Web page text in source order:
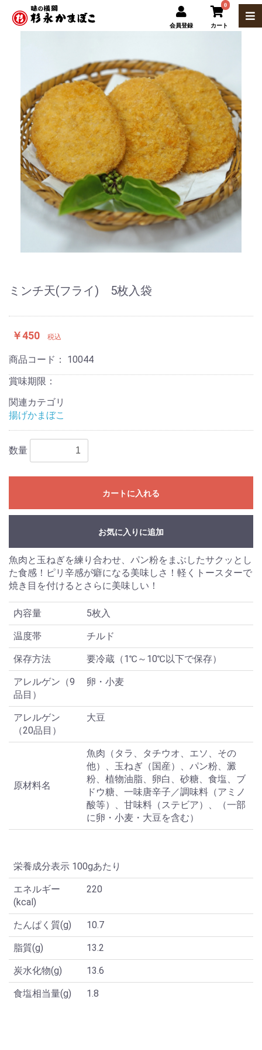
会員登録
0
カート
ミンチ天(フライ) 5枚入袋
￥450 税込
商品コード： 10044
賞味期限：
関連カテゴリ
揚げかまぼこ
数量
カートに入れる
お気に入りに追加
魚肉と玉ねぎを練り合わせ、パン粉をまぶしたサクッとし
た食感！ピリ辛感が癖になる美味しさ！軽くトースターで
焼き目を付けるとさらに美味しい！
内容量 5枚入
温度帯 チルド
保存方法 要冷蔵（1℃～10℃以下で保存）
アレルゲン（9
品目）
卵・小麦
アレルゲン
（20品目）
大豆
原材料名
魚肉（タラ、タチウオ、エソ、その
他）、玉ねぎ（国産）、パン粉、澱
粉、植物油脂、卵白、砂糖、食塩、ブ
ドウ糖、一味唐辛子／調味料（アミノ
酸等）、甘味料（ステビア）、（一部
に卵・小麦・大豆を含む）
栄養成分表示 100gあたり
エネルギー
(kcal)
220
たんぱく質(g) 10.7
脂質(g) 13.2
炭水化物(g) 13.6
食塩相当量(g) 1.8